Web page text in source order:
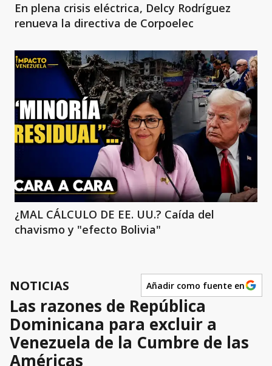
En plena crisis eléctrica, Delcy Rodríguez
renueva la directiva de Corpoelec
¿MAL CÁLCULO DE EE. UU.? Caída del
chavismo y "efecto Bolivia"
NOTICIAS Añadir como fuente en
Las razones de República
Dominicana para excluir a
Venezuela de la Cumbre de las
Américas